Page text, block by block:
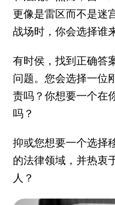
更像是雷区而不是迷
战场时，你会选择谁
有时侯，找到正确答
问题。您会选择一位
责吗？你想要一个在
吗？
抑或您想要一个选择
的法律领域，并热衷
人？